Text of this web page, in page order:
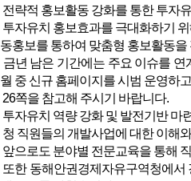
전략적 홍보활동 강화를 통한 투자
투자유치 홍보효과를 극대화하기
동홍보를 통하여 맞춤형 홍보활동
금년 남은 기간에는 주요 이슈를
월 중 신규 홈페이지를 시범 운영하
26쪽을 참고해 주시기 바랍니다.
투자유치 역량 강화 및 발전기반 마
청 직원들의 개발사업에 대한 이해
앞으로도 분야별 전문교육을 통해
또한 동해안권경제자유구역청에서